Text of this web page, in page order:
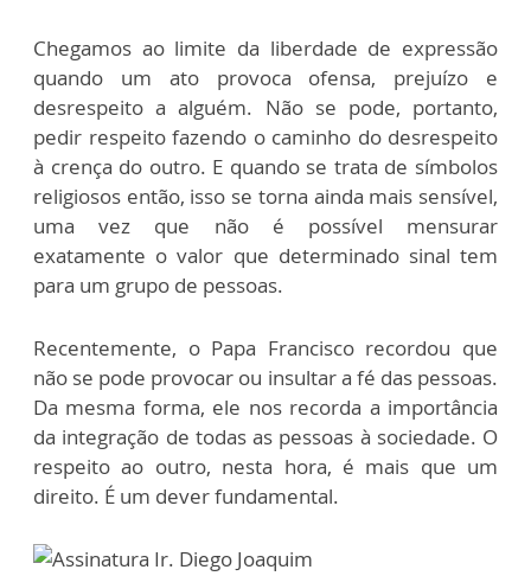
Chegamos ao limite da liberdade de expressão
quando um ato provoca ofensa, prejuízo e
desrespeito a alguém. Não se pode, portanto,
pedir respeito fazendo o caminho do desrespeito
à crença do outro. E quando se trata de símbolos
religiosos então, isso se torna ainda mais sensível,
uma vez que não é possível mensurar
exatamente o valor que determinado sinal tem
para um grupo de pessoas.
Recentemente, o Papa Francisco recordou que
não se pode provocar ou insultar a fé das pessoas.
Da mesma forma, ele nos recorda a importância
da integração de todas as pessoas à sociedade. O
respeito ao outro, nesta hora, é mais que um
direito. É um dever fundamental.